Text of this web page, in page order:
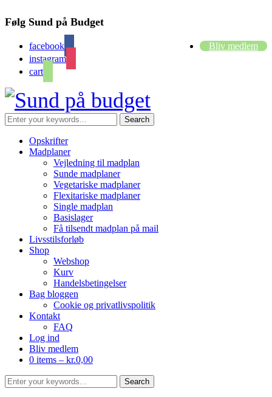
Følg Sund på Budget
facebook
instagram
cart
Bliv medlem
Opskrifter
Madplaner
Vejledning til madplan
Sunde madplaner
Vegetariske madplaner
Flexitariske madplaner
Single madplan
Basislager
Få tilsendt madplan på mail
Livsstilsforløb
Shop
Webshop
Kurv
Handelsbetingelser
Bag bloggen
Cookie og privatlivspolitik
Kontakt
FAQ
Log ind
Bliv medlem
0 items – kr.0,00